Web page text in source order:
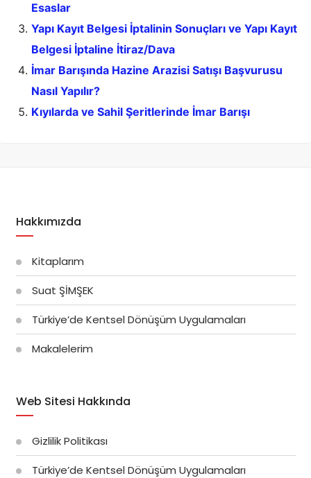
Esaslar
Yapı Kayıt Belgesi İptalinin Sonuçları ve Yapı Kayıt
Belgesi İptaline İtiraz/Dava
İmar Barışında Hazine Arazisi Satışı Başvurusu
Nasıl Yapılır?
Kıyılarda ve Sahil Şeritlerinde İmar Barışı
Hakkımızda
Kitaplarım
Suat ŞİMŞEK
Türkiye’de Kentsel Dönüşüm Uygulamaları
Makalelerim
Web Sitesi Hakkında
Gizlilik Politikası
Türkiye’de Kentsel Dönüşüm Uygulamaları